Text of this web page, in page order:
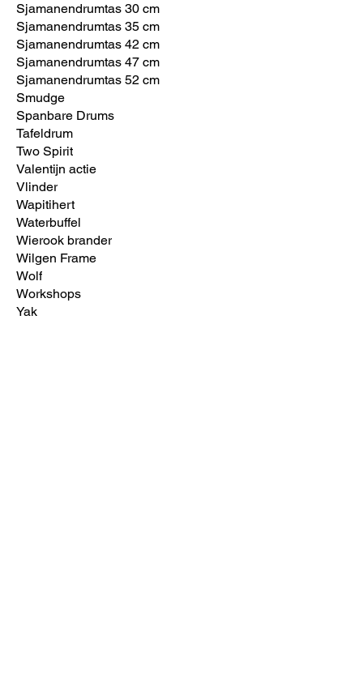
Sjamanendrumtas 30 cm
Sjamanendrumtas 35 cm
Sjamanendrumtas 42 cm
Sjamanendrumtas 47 cm
Sjamanendrumtas 52 cm
Smudge
Spanbare Drums
Tafeldrum
Two Spirit
Valentijn actie
Vlinder
Wapitihert
Waterbuffel
Wierook brander
Wilgen Frame
Wolf
Workshops
Yak